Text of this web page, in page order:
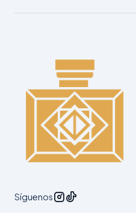
Síguenos